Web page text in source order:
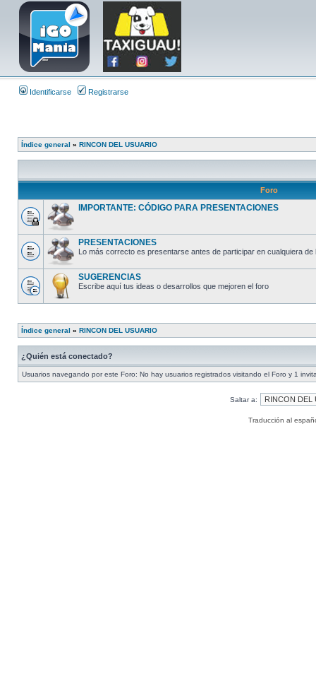
Identificarse Registrarse
Índice general » RINCON DEL USUARIO
Foro
IMPORTANTE: CÓDIGO PARA PRESENTACIONES
PRESENTACIONES
Lo más correcto es presentarse antes de participar en cualquiera de
SUGERENCIAS
Escribe aquí tus ideas o desarrollos que mejoren el foro
Índice general » RINCON DEL USUARIO
¿Quién está conectado?
Usuarios navegando por este Foro: No hay usuarios registrados visitando el Foro y 1
Saltar a:
Traducción al